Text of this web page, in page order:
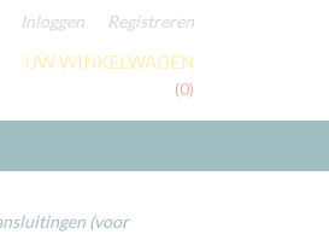
Inloggen Registreren
UW WINKELWAGEN
(0)
(voor